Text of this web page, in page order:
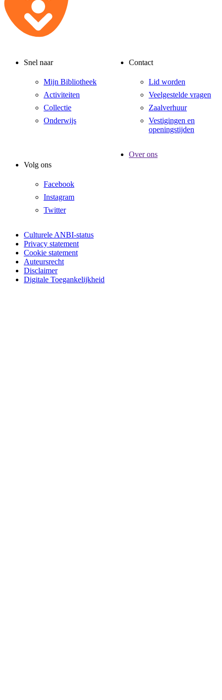
Snel naar
Mijn Bibliotheek
Activiteiten
Collectie
Onderwijs
Contact
Lid worden
Veelgestelde vragen
Zaalverhuur
Vestigingen en
openingstijden
Volg ons
Facebook
Instagram
Twitter
Over ons
Culturele ANBI-status
Privacy statement
Cookie statement
Auteursrecht
Disclaimer
Digitale Toegankelijkheid